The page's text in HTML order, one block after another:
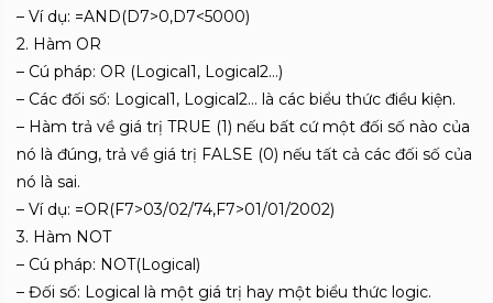
– Ví dụ: =AND(D7>0,D7<5000)
2. Hàm OR
– Cú pháp: OR (Logical1, Logical2…)
– Các đối số: Logical1, Logical2… là các biểu thức điều kiện.
– Hàm trả về giá trị TRUE (1) nếu bất cứ một đối số nào của
nó là đúng, trả về giá trị FALSE (0) nếu tất cả các đối số của
nó là sai.
– Ví dụ: =OR(F7>03/02/74,F7>01/01/2002)
3. Hàm NOT
– Cú pháp: NOT(Logical)
– Đối số: Logical là một giá trị hay một biểu thức logic.